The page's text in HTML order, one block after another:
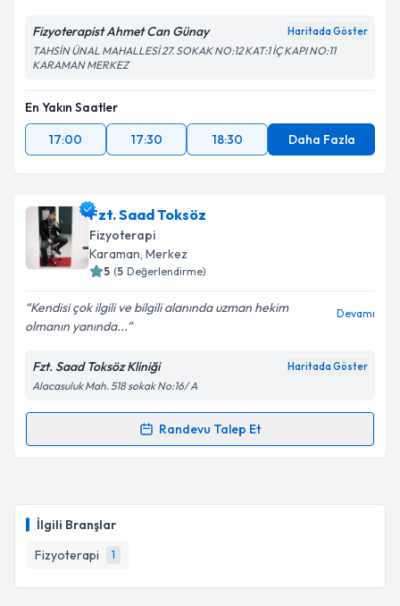
İlgili Branşlar
Fizyoterapi
1
Fizyoterapist Ahmet Can Günay Haritada Göster
TAHSİN ÜNAL MAHALLESİ 27. SOKAK NO:12 KAT:1 İÇ KAPI NO:11
KARAMAN MERKEZ
En Yakın Saatler
17:00
17:30 18:30 Daha Fazla
Fzt. Saad Toksöz
Fizyoterapi
Karaman, Merkez
5 (5 Değerlendirme)
Kendisi çok ilgili ve bilgili alanında uzman hekim
olmanın yanında...
Devamı
Fzt. Saad Toksöz Kliniği Haritada Göster
Alacasuluk Mah. 518 sokak No:16/ A
Randevu Talep Et
Randevu Takvimi Talebi
takvim hazırlandığında e-posta ile bilgilendireceğiz.
E-posta Adresiniz